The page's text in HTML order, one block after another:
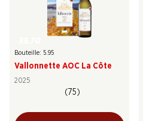
Bouteille: 5.95
Vallonnette AOC La Côte
2025
(75)